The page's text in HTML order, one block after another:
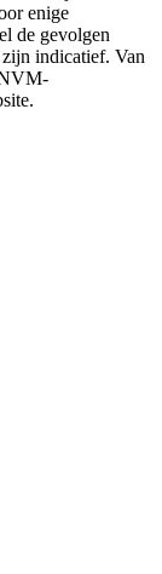
enige
de gevolgen
indicatief. Van